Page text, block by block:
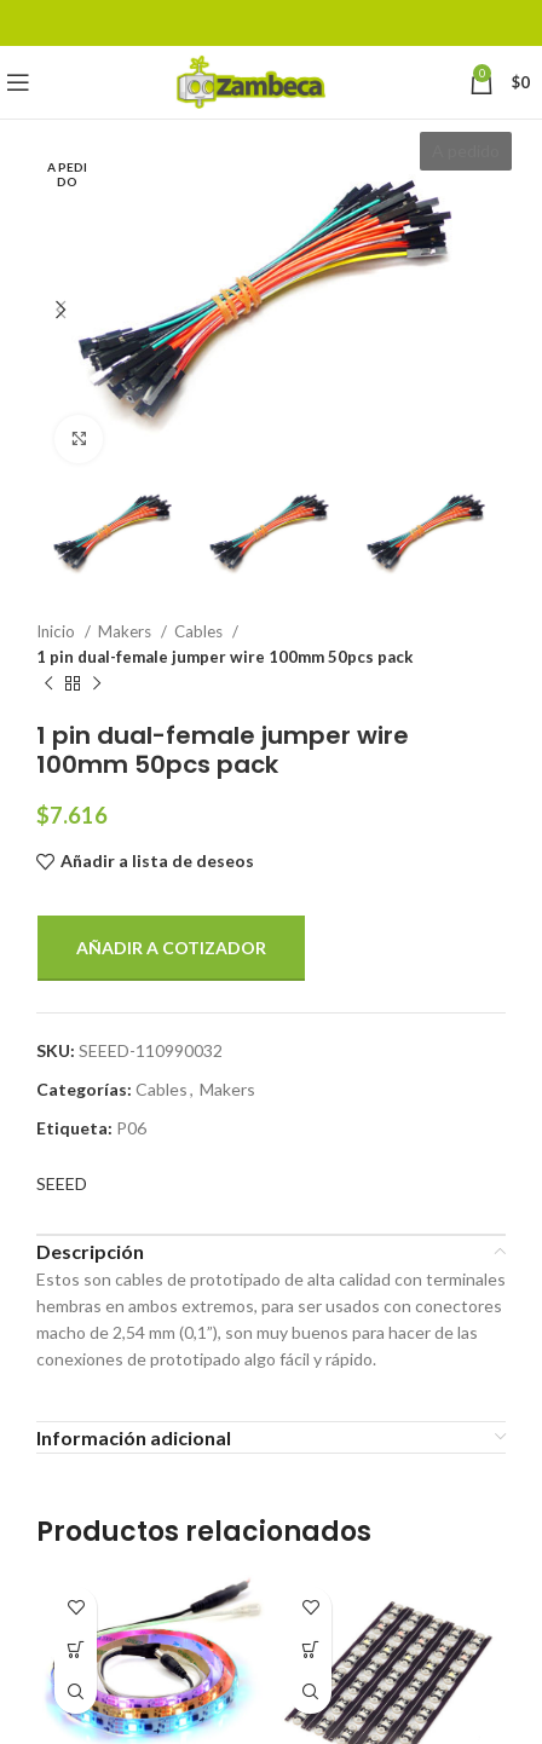
0 $0
A PEDI
DO
Inicio Makers
Cables
1 pin dual-female jumper wire 100mm 50pcs pack
1 pin dual-female jumper wire
100mm 50pcs pack
$7.616
Añadir a lista de deseos
AÑADIR A COTIZADOR
SKU: SEEED-110990032
Categorías: Cables, Makers
Etiqueta: P06
SEEED
Descripción
Estos son cables de prototipado de alta calidad con terminales
hembras en ambos extremos, para ser usados con conectores
macho de 2,54 mm (0,1”), son muy buenos para hacer de las
conexiones de prototipado algo fácil y rápido.
Información adicional
Productos relacionados